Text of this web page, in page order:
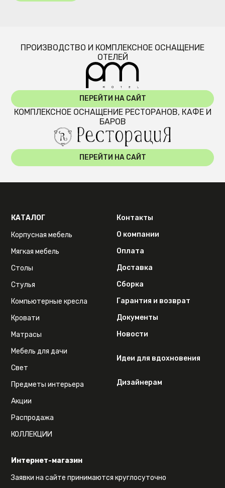
ПРОИЗВОДСТВО И КОМПЛЕКСНОЕ ОСНАЩЕНИЕ
ОТЕЛЕЙ
ПЕРЕЙТИ НА САЙТ
КОМПЛЕКСНОЕ ОСНАЩЕНИЕ РЕСТОРАНОВ, КАФЕ И
БАРОВ
ПЕРЕЙТИ НА САЙТ
Интернет-магазин
Заявки на сайте принимаются круглосуточно
КАТАЛОГ
Корпусная мебель
Мягкая мебель
Столы
Стулья
Компьютерные кресла
Кровати
Матрасы
Мебель для дачи
Свет
Предметы интерьера
Акции
Распродажа
КОЛЛЕКЦИИ
Контакты
О компании
Оплата
Доставка
Сборка
Гарантия и возврат
Документы
Новости
Идеи для вдохновения
Дизайнерам